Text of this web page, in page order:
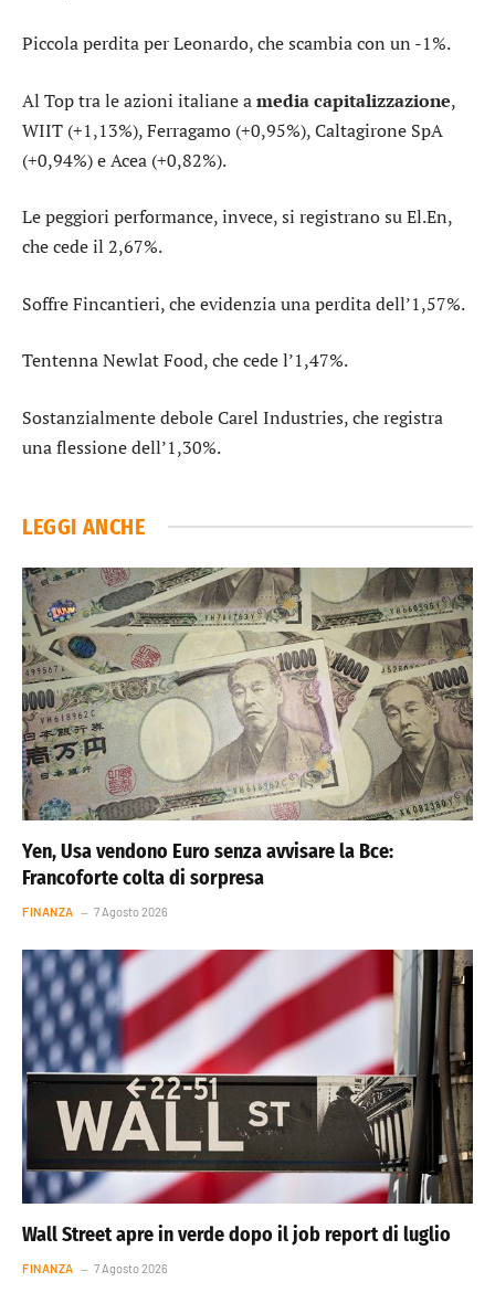
Piccola perdita perLeonardo, che scambia con un -1%.
Al Top tra le azioni italiane amedia capitalizzazione,
WIIT (+1,13%),Ferragamo (+0,95%),Caltagirone SpA
(+0,94%) eAcea (+0,82%).
Le peggiori performance, invece, si registrano suEl.En,
che cede il 2,67%.
SoffreFincantieri, che evidenzia una perdita dell’1,57%.
TentennaNewlat Food, che cede l’1,47%.
Sostanzialmente deboleCarel Industries, che registra
una flessione dell’1,30%.
LEGGI ANCHE
Yen, Usa vendono Euro senza avvisare la Bce:
Francoforte colta di sorpresa
FINANZA 7 Agosto 2026
Wall Street apre in verde dopo il job report di luglio
FINANZA 7 Agosto 2026